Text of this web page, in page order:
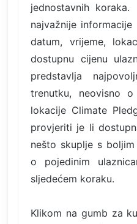
jednostavnih
najvažnije
datum, vrijeme,
dostupnu cijenu
predstavlja
trenutku, neovisno
lokacije Climate
provjeriti je li
nešto skuplje s
o pojedinim
sljedećem koraku.
Klikom na gumb za